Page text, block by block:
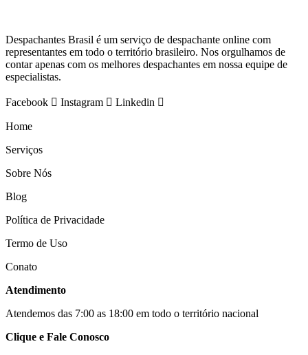
Despachantes Brasil é um serviço de despachante online com
representantes em todo o território brasileiro. Nos orgulhamos de
contar apenas com os melhores despachantes em nossa equipe de
especialistas.
Facebook Instagram Linkedin
Home
Serviços
Sobre Nós
Blog
Política de Privacidade
Termo de Uso
Conato
Atendimento
Atendemos das 7:00 as 18:00 em todo o território nacional
Clique e Fale Conosco